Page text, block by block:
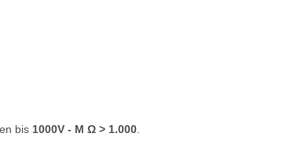
bis 1000V - M Ω > 1.000